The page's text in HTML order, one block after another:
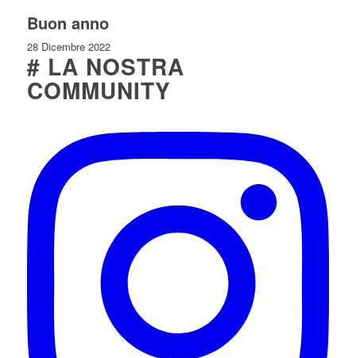
Buon anno
28 Dicembre 2022
# LA NOSTRA
COMMUNITY